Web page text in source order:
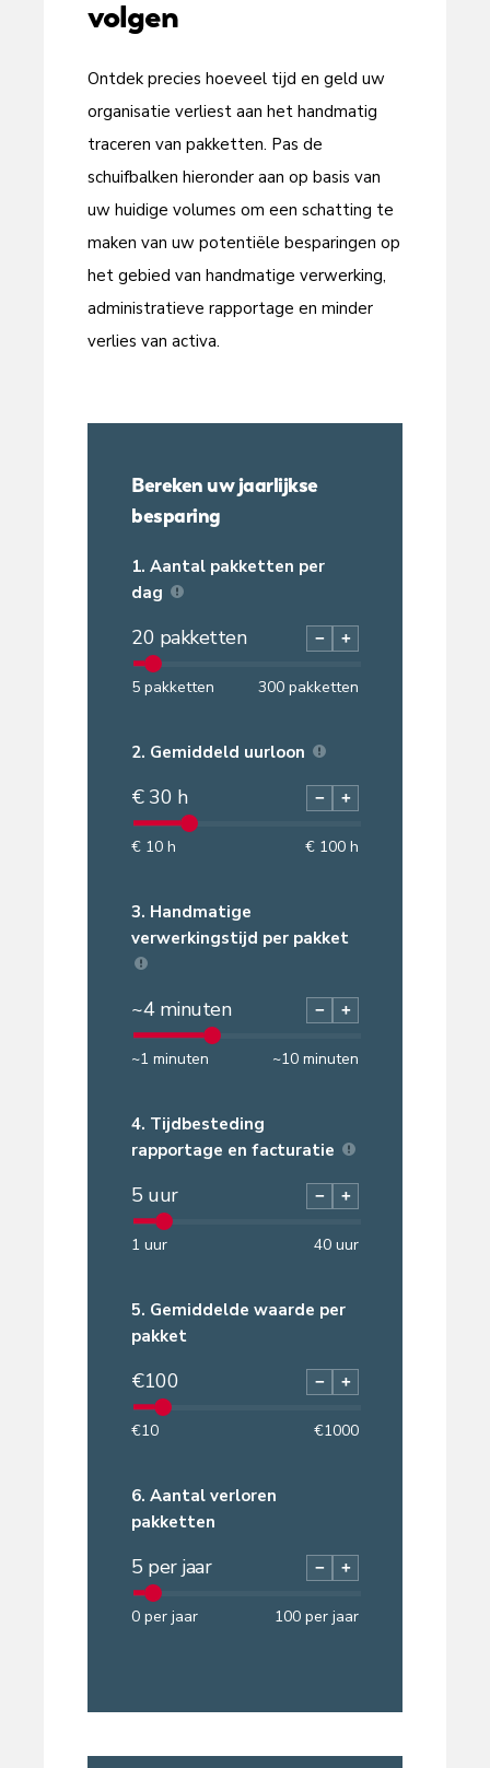
volgen
Ontdek precies hoeveel tijd en geld uw
organisatie verliest aan het handmatig
traceren van pakketten. Pas de
schuifbalken hieronder aan op basis van
uw huidige volumes om een schatting te
maken van uw potentiële besparingen op
het gebied van handmatige verwerking,
administratieve rapportage en minder
verlies van activa.
Bereken uw jaarlijkse
besparing
1. Aantal pakketten per
dag
20 pakketten − +
5 pakketten 300 pakketten
2. Gemiddeld uurloon
€ 30 h − +
€ 10 h € 100 h
3. Handmatige
verwerkingstijd per pakket
~4minuten − +
~1 minuten ~10 minuten
4. Tijdbesteding
rapportage en facturatie
5 uur − +
1 uur 40 uur
5. Gemiddelde waarde per
pakket
€100 − +
€10 €1000
6. Aantal verloren
pakketten
5 per jaar − +
0 per jaar 100 per jaar